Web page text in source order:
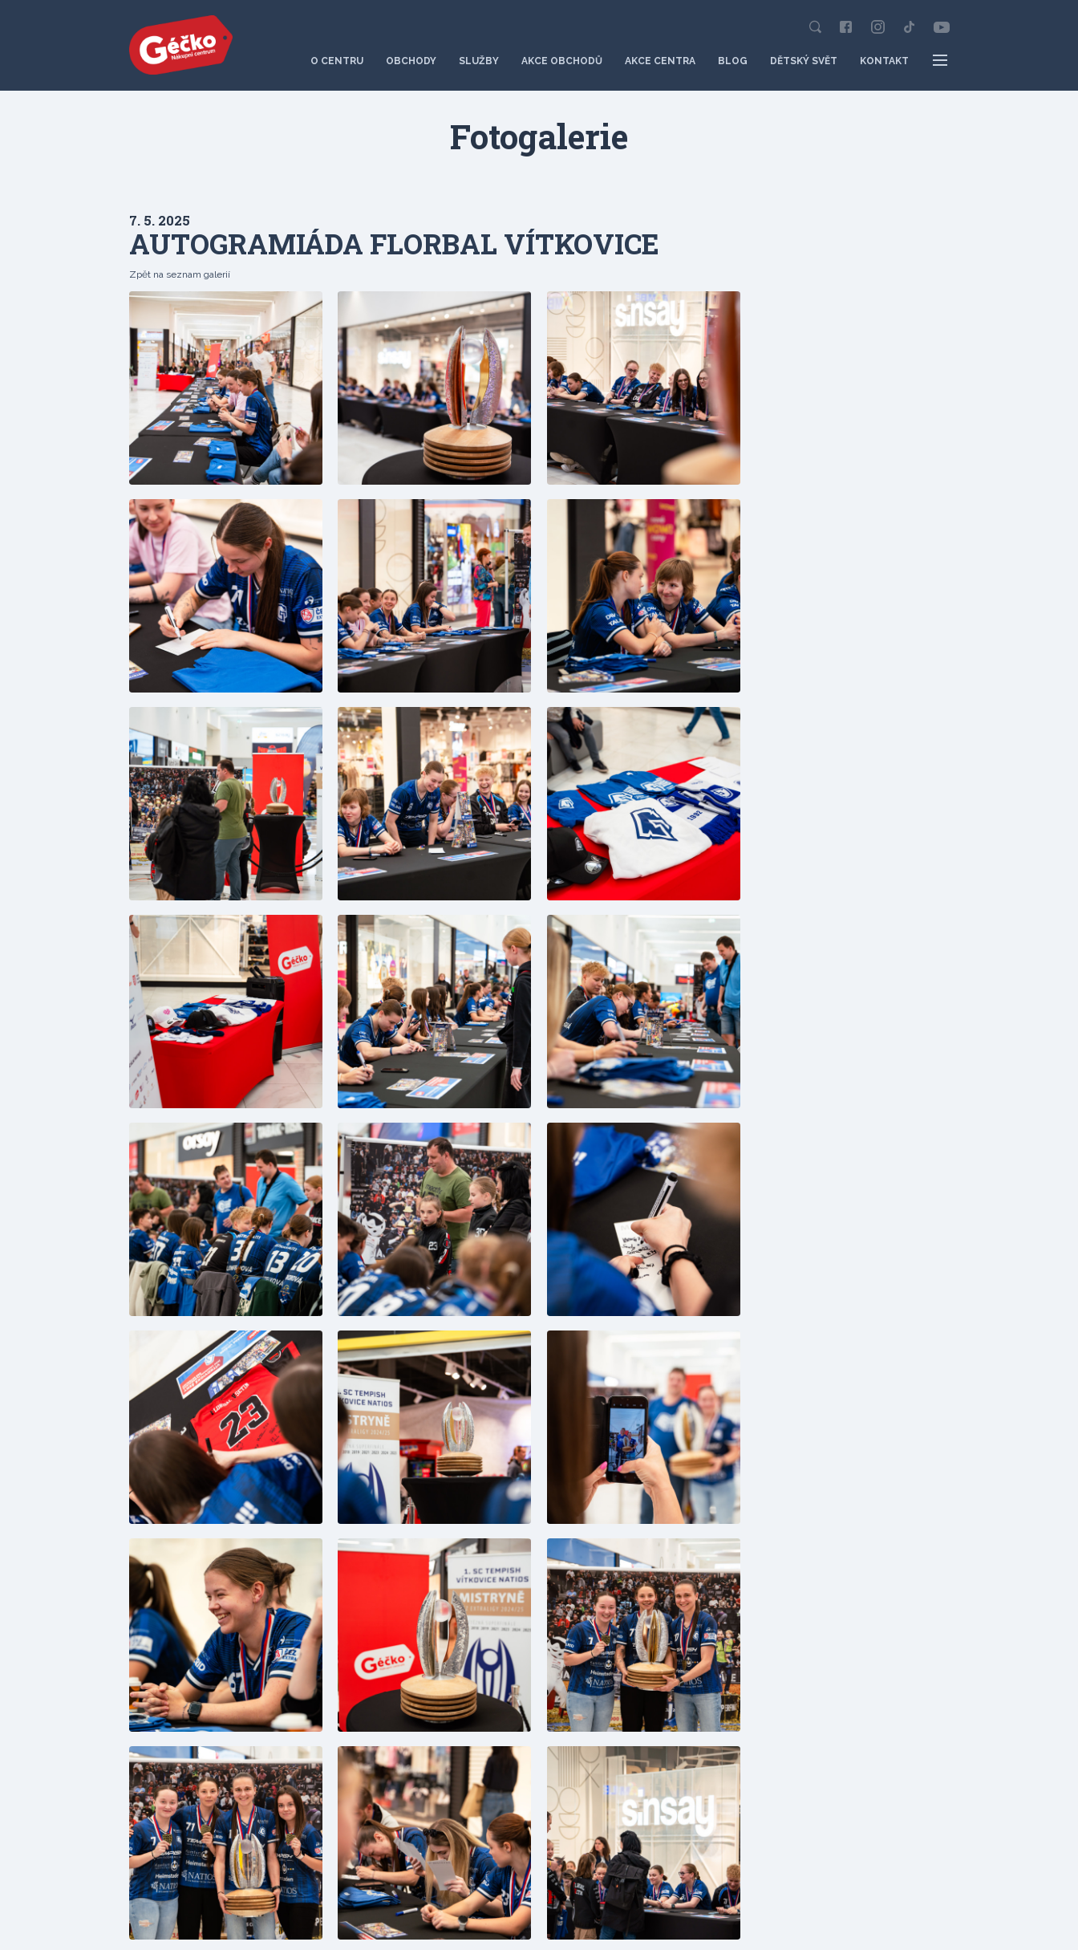
O CENTRU OBCHODY SLUŽBY AKCE OBCHODŮ AKCE CENTRA BLOG DĚTSKÝ SVĚT KONTAKT
Fotogalerie
7. 5. 2025
AUTOGRAMIÁDA FLORBAL VÍTKOVICE
Zpět na seznam galerií